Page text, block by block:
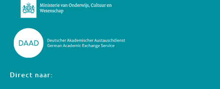
Direct naar: